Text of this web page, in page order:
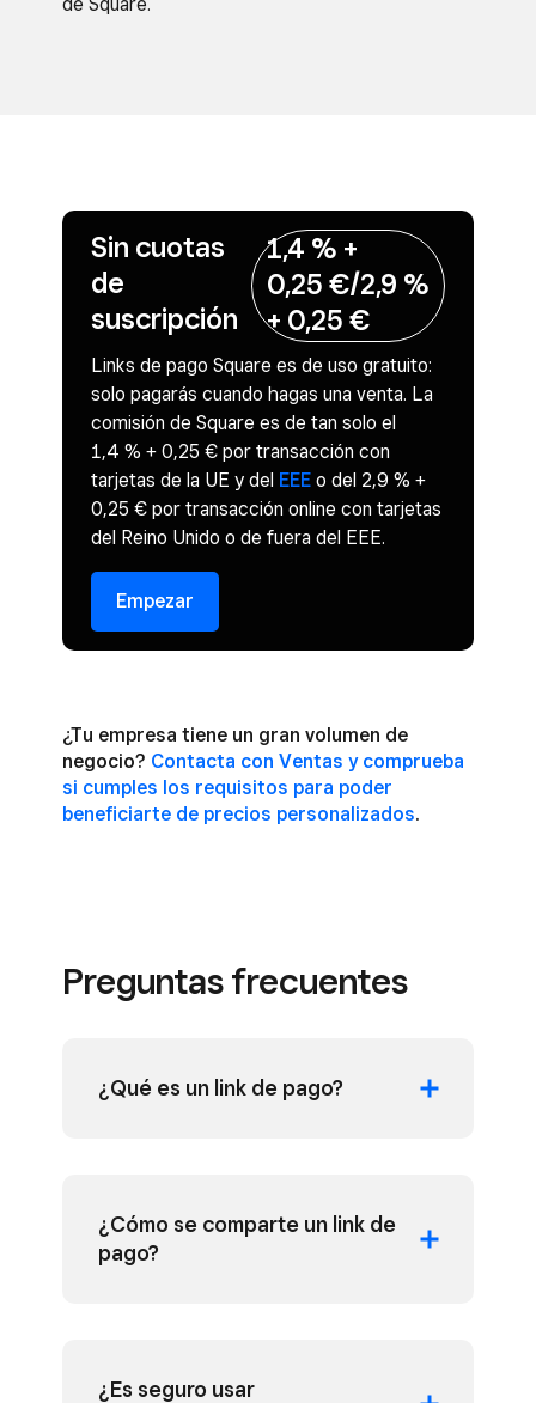
Sin cuotas
de
suscripción
Links de pago Square es de uso gratuito:
solo pagarás cuando hagas una venta. La
comisión de Square es de tan solo el
1,4 % + 0,25 € por transacción con
tarjetas de la UE y del EEE o del 2,9 % +
0,25 € por transacción online con tarjetas
del Reino Unido o de fuera del EEE.
1,4 % +
0,25 €/2,9 %
+ 0,25 €
Empezar
¿Tu empresa tiene un gran volumen de
negocio? Contacta con Ventas y comprueba
si cumples los requisitos para poder
beneficiarte de precios personalizados.
Preguntas frecuentes
¿Qué es un link de pago?
¿Cómo se comparte un link de
pago?
¿Es seguro usar